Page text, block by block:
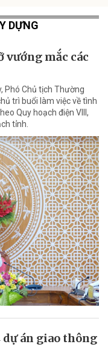
DỰNG
vướng mắc các
Phó Chủ tịch Thường
trì buổi làm việc về tình
Quy hoạch điện VIII,
tỉnh.
dự án giao thông